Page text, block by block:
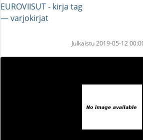
EUROVIISUT - kirja tag
― varjokirjat
Julkaistu 2019-05-12